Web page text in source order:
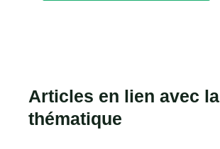
Articles en lien avec la
thématique